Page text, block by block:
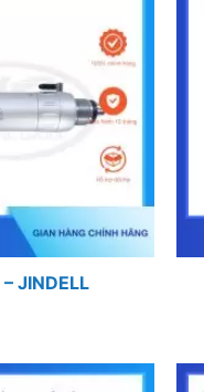
JINDELL